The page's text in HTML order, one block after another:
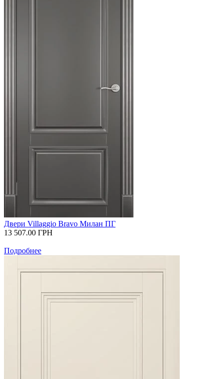
Двери Villaggio Bravo Милан ПГ
13 507.00 ГРН
Подробнее